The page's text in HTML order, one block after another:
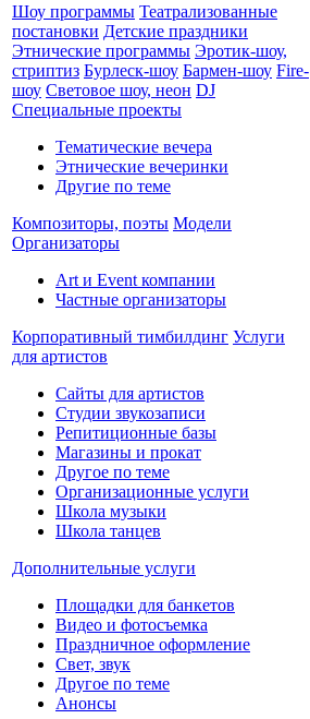
Шоу программы Театрализованные
постановки Детские праздники
Этнические программы Эротик-шоу,
стриптиз Бурлеск-шоу Бармен-шоу Fire-
шоу Световое шоу, неон DJ
Специальные проекты
Тематические вечера
Этнические вечеринки
Другие по теме
Композиторы, поэты Модели
Организаторы
Art и Event компании
Частные организаторы
Корпоративный тимбилдинг Услуги
для артистов
Сайты для артистов
Студии звукозаписи
Репитиционные базы
Магазины и прокат
Другое по теме
Организационные услуги
Школа музыки
Школа танцев
Дополнительные услуги
Площадки для банкетов
Видео и фотосъемка
Праздничное оформление
Свет, звук
Другое по теме
Анонсы